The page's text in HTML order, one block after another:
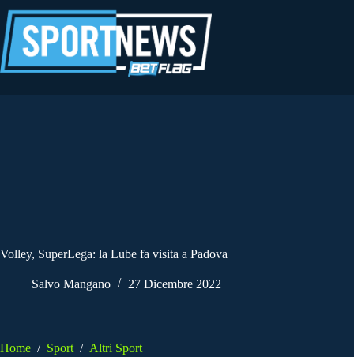
al
contenuto
Volley, SuperLega: la Lube fa visita a Padova
Salvo Mangano 27 Dicembre 2022
Home / Sport / Altri Sport